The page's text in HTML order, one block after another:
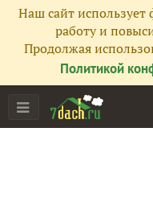
Наш сайт
работу и
Продолжая
Политикой